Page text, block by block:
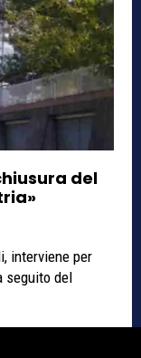
del
interviene per
seguito del